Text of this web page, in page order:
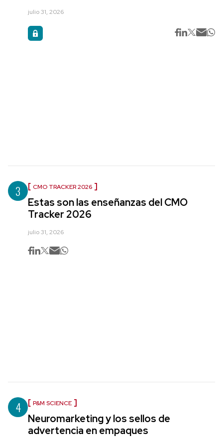
julio 31, 2026
3 CMO TRACKER 2026
Estas son las enseñanzas del CMO
Tracker 2026
julio 31, 2026
4 P&M SCIENCE
Neuromarketing y los sellos de
advertencia en empaques